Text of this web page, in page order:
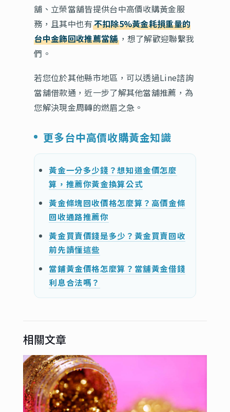
舖、立榮當舖皆提供台中高價收購黃金服
務，且其中也有不扣除5%黃金耗損重量的
台中金飾回收推薦當舖，想了解歡迎聯繫我
們。
若您位於其他縣市地區，可以透過Line諮詢
當舖借款通，近一步了解其他當舖推薦，為
您解決現金周轉的燃眉之急。
更多台中高價收購黃金知識
黃金一分多少錢？想知道金價怎麼
算，推薦你黃金換算公式
黃金條塊回收價格怎麼算？高價金條
回收通路推薦你
黃金買賣價錢是多少？黃金買賣回收
前先讀懂這些
當鋪黃金價格怎麼算？當舖黃金借錢
利息合法嗎？
相關文章